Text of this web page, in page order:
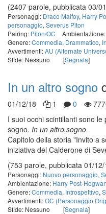
(2407 parole, pubblicata 03/
Personaggi: Draco Malfoy, Harry
personaggio, Severus Piton
Pairing: Piton/OC Ambientazione:
Genere:Commedia, Drammatico,
Avvertimenti:AU (Alternate
Sfide: Nessuno
[Segnala]
In un altro sogno
01/12/18 1 0
I suoi occhi scintillanti sono
sogno. In un altro sogno.
Capitolo della storia "Invito a
iniziativa del Calderone di
(753 parole, pubblicata 01/12/
Personaggi: Nuovo personaggio,
Ambientazione: Harry Post-
Genere:Commedia, Introspettivo,
Avvertimenti:OC (Personaggio
Sfide: Nessuno
[Segnala]